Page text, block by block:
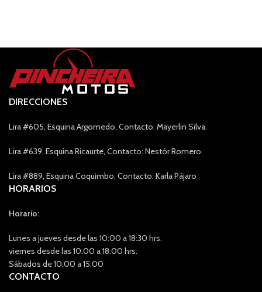
DIRECCIONES
Lira #605, Esquina Argomedo, Contacto: Mayerlin Silva.
Lira #639, Esquina Ricaurte, Contacto: Nestór Romero
Lira #889, Esquina Coquimbo, Contacto: Karla Pájaro
HORARIOS
Horario:
Lunes a jueves desde las 10:00 a 18:30 hrs.
viernes desde las 10:00 a 18:00 hrs.
Sábados de 10:00 a 15:00
CONTACTO